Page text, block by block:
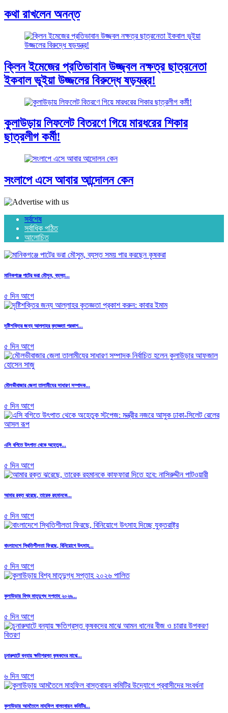
কথা রাখলেন অনন্ত
ক্লিন ইমেজের প্রতিভাবান উজ্জ্বল নক্ষত্র ছাত্রনেতা
ইকবাল ভূইয়া উজ্জলের বিরুদ্ধে ষড়যন্ত্র!
কুলাউড়ায় লিফলেট বিতরণে গিয়ে মারধরের শিকার
ছাত্রলীগ কর্মী!
সংলাপে এসে আবার আন্দোলন কেন
সর্বশেষ
সর্বাধিক পঠিত
আলোচিত
মানিকগঞ্জে পাটের ভরা মৌসুম, ব্যস্ত...
৫ দিন আগে
দৃষ্টিশক্তির জন্য আল্লাহর কৃতজ্ঞতা প্রকাশ...
৫ দিন আগে
মৌলভীবাজার জেলা তালামীযের সাধারণ সম্পাদক...
৫ দিন আগে
এসি বগিতে উৎপাত থেকে অহেতুক...
৫ দিন আগে
আমার রক্ত ঝরেছে, তারেক রহমানকে...
৫ দিন আগে
বাংলাদেশে স্থিতিশীলতা ফিরছে, বিনিয়োগে উৎসাহ...
৫ দিন আগে
কুলাউড়ায় বিশ্ব মাতৃদুগ্ধ সপ্তাহ ২০২৬...
৫ দিন আগে
চুনারুঘাটে বন্যায় ক্ষতিগ্রস্ত কৃষকদের মাঝে...
৬ দিন আগে
কুলাউড়ায় আমতৈলে মাহফিল বাস্তবায়ন কমিটির...